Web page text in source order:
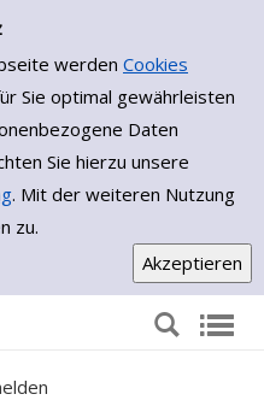
werden Cookies
Sie optimal gewährleisten
Daten
Sie hierzu unsere
. Mit der weiteren Nutzung
zu.